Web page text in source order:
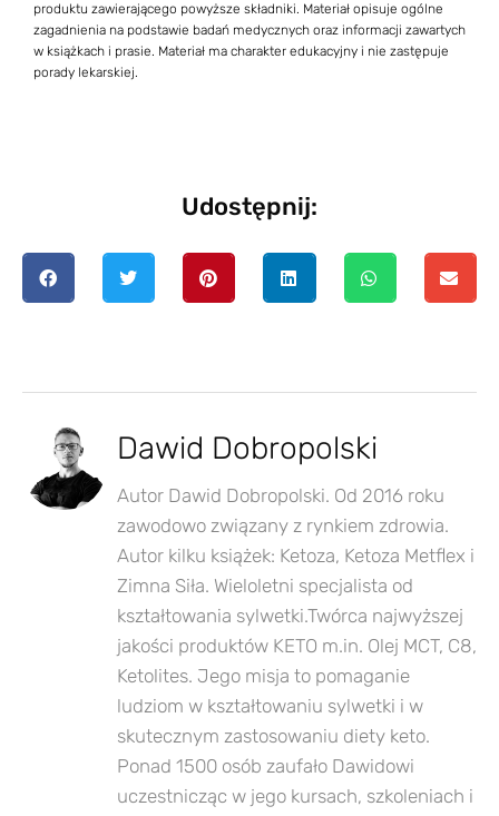
produktu zawierającego powyższe składniki. Materiał opisuje ogólne
zagadnienia na podstawie badań medycznych oraz informacji zawartych
w książkach i prasie. Materiał ma charakter edukacyjny i nie zastępuje
porady lekarskiej.
Udostępnij:
Dawid Dobropolski
Autor Dawid Dobropolski. Od 2016 roku
zawodowo związany z rynkiem zdrowia.
Autor kilku książek: Ketoza, Ketoza Metflex i
Zimna Siła. Wieloletni specjalista od
kształtowania sylwetki.Twórca najwyższej
jakości produktów KETO m.in. Olej MCT, C8,
Ketolites. Jego misja to pomaganie
ludziom w kształtowaniu sylwetki i w
skutecznym zastosowaniu diety keto.
Ponad 1500 osób zaufało Dawidowi
uczestnicząc w jego kursach, szkoleniach i